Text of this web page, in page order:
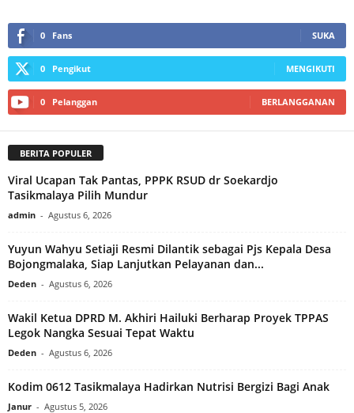
0 Fans SUKA
0 Pengikut MENGIKUTI
0 Pelanggan BERLANGGANAN
BERITA POPULER
Viral Ucapan Tak Pantas, PPPK RSUD dr Soekardjo
Tasikmalaya Pilih Mundur
admin - Agustus 6, 2026
Yuyun Wahyu Setiaji Resmi Dilantik sebagai Pjs Kepala Desa
Bojongmalaka, Siap Lanjutkan Pelayanan dan...
Deden - Agustus 6, 2026
Wakil Ketua DPRD M. Akhiri Hailuki Berharap Proyek TPPAS
Legok Nangka Sesuai Tepat Waktu
Deden - Agustus 6, 2026
Kodim 0612 Tasikmalaya Hadirkan Nutrisi Bergizi Bagi Anak
Janur - Agustus 5, 2026